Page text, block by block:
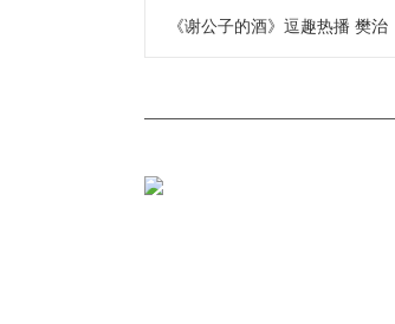
《谢公子的酒》逗趣热播 樊治